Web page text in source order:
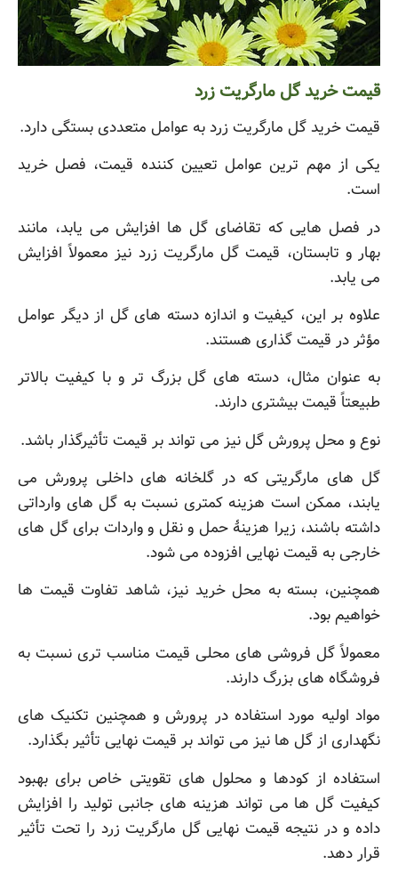
قیمت خرید گل مارگریت زرد
قیمت خرید گل مارگریت زرد به عوامل متعددی بستگی دارد.
یکی از مهم ترین عوامل تعیین کننده قیمت، فصل خرید
است.
در فصل هایی که تقاضای گل ها افزایش می یابد، مانند
بهار و تابستان، قیمت گل مارگریت زرد نیز معمولاً افزایش
می یابد.
علاوه بر این، کیفیت و اندازه دسته های گل از دیگر عوامل
مؤثر در قیمت گذاری هستند.
به عنوان مثال، دسته های گل بزرگ تر و با کیفیت بالاتر
طبیعتاً قیمت بیشتری دارند.
نوع و محل پرورش گل نیز می تواند بر قیمت تأثیرگذار باشد.
گل های مارگریتی که در گلخانه های داخلی پرورش می
یابند، ممکن است هزینه کمتری نسبت به گل های وارداتی
داشته باشند، زیرا هزینۀ حمل و نقل و واردات برای گل های
خارجی به قیمت نهایی افزوده می شود.
همچنین، بسته به محل خرید نیز، شاهد تفاوت قیمت ها
خواهیم بود.
معمولاً گل فروشی های محلی قیمت مناسب تری نسبت به
فروشگاه های بزرگ دارند.
مواد اولیه مورد استفاده در پرورش و همچنین تکنیک های
نگهداری از گل ها نیز می تواند بر قیمت نهایی تأثیر بگذارد.
استفاده از کودها و محلول های تقویتی خاص برای بهبود
کیفیت گل ها می تواند هزینه های جانبی تولید را افزایش
داده و در نتیجه قیمت نهایی گل مارگریت زرد را تحت تأثیر
قرار دهد.